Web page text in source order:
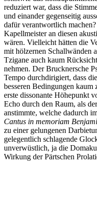
reduziert war, dass die
und einander gegenseitig
dafür verantwortlich
Kapellmeister an diesen
wären. Vielleicht hätten die
mit hölzernen Schallwänden
Tzigane auch kaum
nehmen. Der Brucknersche
Tempo durchdirigiert, dass
besseren Bedingungen
erste dissonante Höhepunkt
Echo durch den Raum, als
anstimmte, welche dadurch
Cantus in memoriam
zu einer gelungenen
gelegentlich schlagende
unverwüstlich, ja die
Wirkung der Pärtschen